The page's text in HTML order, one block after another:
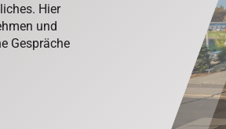
Hier
und
Gespräche